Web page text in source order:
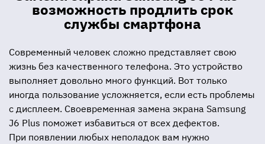
возможность продлить срок
службы смартфона
Современный человек сложно представляет свою
жизнь без качественного телефона. Это устройство
выполняет довольно много функций. Вот только
иногда пользование усложняется, если есть проблемы
с дисплеем. Своевременная замена экрана Samsung
J6 Plus поможет избавиться от всех дефектов.
При появлении любых неполадок вам нужно